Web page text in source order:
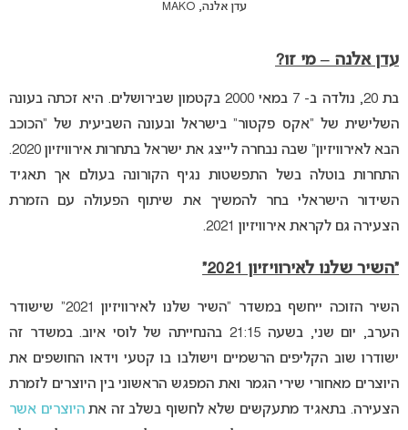
עדן אלנה, MAKO
עדן אלנה – מי זו?
בת 20, נולדה ב- 7 במאי 2000 בקטמון שבירושלים. היא זכתה בעונה
השלישית של “אקס פקטור” בישראל ובעונה השביעית של “הכוכב
הבא לאירוויזיון” שבה נבחרה לייצג את ישראל בתחרות אירוויזיון 2020.
התחרות בוטלה בשל התפשטות נגיף הקורונה בעולם אך תאגיד
השידור הישראלי בחר להמשיך את שיתוף הפעולה עם הזמרת
הצעירה גם לקראת אירוויזיון 2021.
“השיר שלנו לאירוויזיון 2021”
השיר הזוכה ייחשף במשדר “השיר שלנו לאירוויזיון 2021” שישודר
הערב, יום שני, בשעה 21:15 בהנחייתה של לוסי איוב. במשדר זה
ישודרו שוב הקליפים הרשמיים וישולבו בו קטעי וידאו החושפים את
היוצרים מאחורי שירי הגמר ואת המפגש הראשוני בין היוצרים לזמרת
הצעירה. בתאגיד מתעקשים שלא לחשוף בשלב זה את היוצרים אשר